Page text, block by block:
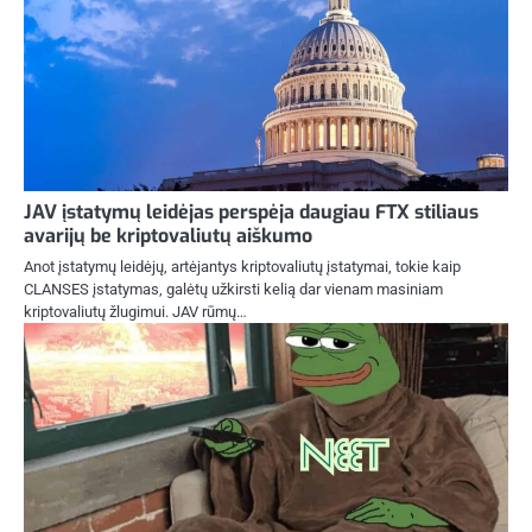
JAV įstatymų leidėjas perspėja daugiau FTX stiliaus
avarijų be kriptovaliutų aiškumo
Anot įstatymų leidėjų, artėjantys kriptovaliutų įstatymai, tokie kaip
CLANSES įstatymas, galėtų užkirsti kelią dar vienam masiniam
kriptovaliutų žlugimui. JAV rūmų…